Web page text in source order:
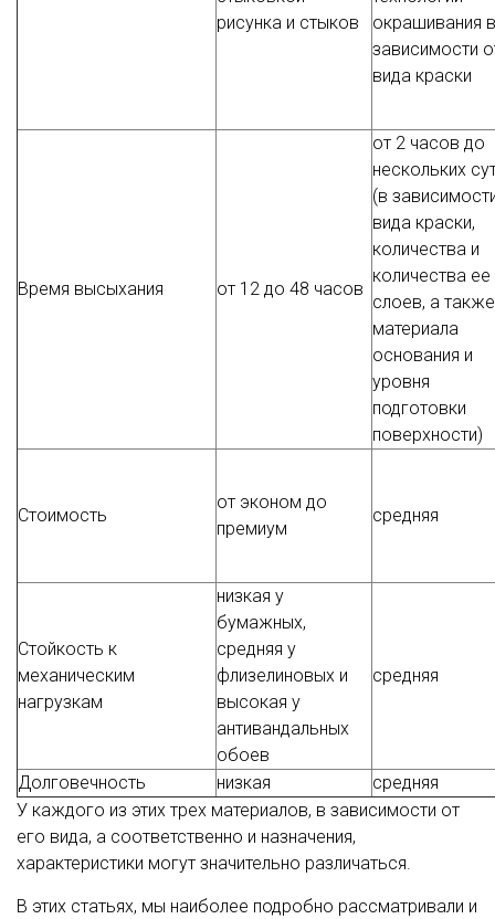
рисунка и стыков
окрашивания в
зависимости
вида краски
Время высыхания от 12 до 48 часов
от 2 часов до
нескольких
(в
вида краски,
количества и
количества ее
слоев, а
материала
основания и
уровня
подготовки
поверхности)
Стоимость
от эконом до
премиум
средняя
Стойкость к
механическим
нагрузкам
низкая у
бумажных,
средняя у
флизелиновых и
высокая у
антивандальных
обоев
средняя
Долговечность низкая
средняя
У каждого из этих трех материалов, в зависимости от
его вида, а соответственно и назначения,
характеристики могут значительно различаться.
В этих статьях, мы наиболее подробно рассматривали и